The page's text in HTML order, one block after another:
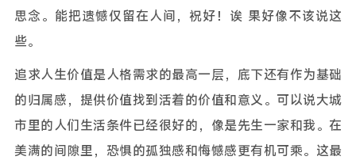
思念。能把遗憾仅留在人间，祝好！诶 果好像不该说这
些。
追求人生价值是人格需求的最高一层，底下还有作为基础
的归属感，提供价值找到活着的价值和意义。可以说大城
市里的人们生活条件已经很好的，像是先生一家和我。在
美满的间隙里，恐惧的孤独感和悔憾感更有机可乘。这最